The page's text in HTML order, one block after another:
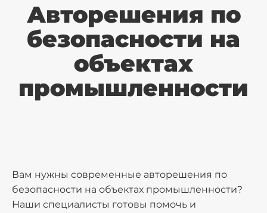
Авторешения по
безопасности на
объектах
промышленности
Вам нужны современные авторешения по
безопасности на объектах промышленности?
Наши специалисты готовы помочь и